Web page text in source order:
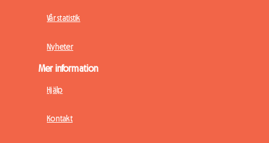
Vår statistik
Nyheter
Mer information
Hjälp
Kontakt